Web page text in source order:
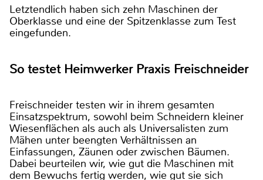
Letztendlich haben sich zehn Maschinen der
Oberklasse und eine der Spitzenklasse zum Test
eingefunden.
So testet Heimwerker Praxis Freischneider
Freischneider testen wir in ihrem gesamten
Einsatzspektrum, sowohl beim Schneidern kleiner
Wiesenflächen als auch als Universalisten zum
Mähen unter beengten Verhältnissen an
Einfassungen, Zäunen oder zwischen Bäumen.
Dabei beurteilen wir, wie gut die Maschinen mit
dem Bewuchs fertig werden, wie gut sie sich